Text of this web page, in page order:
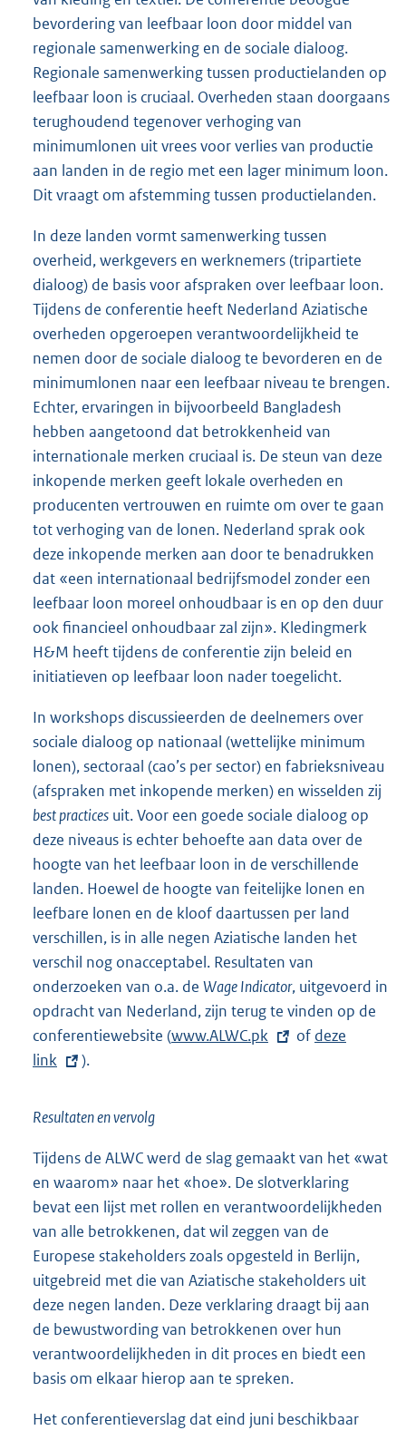
bevordering van leefbaar loon door middel van
regionale samenwerking en de sociale dialoog.
Regionale samenwerking tussen productielanden op
leefbaar loon is cruciaal. Overheden staan doorgaans
terughoudend tegenover verhoging van
minimumlonen uit vrees voor verlies van productie
aan landen in de regio met een lager minimum loon.
Dit vraagt om afstemming tussen productielanden.
In deze landen vormt samenwerking tussen
overheid, werkgevers en werknemers (tripartiete
dialoog) de basis voor afspraken over leefbaar loon.
Tijdens de conferentie heeft Nederland Aziatische
overheden opgeroepen verantwoordelijkheid te
nemen door de sociale dialoog te bevorderen en de
minimumlonen naar een leefbaar niveau te brengen.
Echter, ervaringen in bijvoorbeeld Bangladesh
hebben aangetoond dat betrokkenheid van
internationale merken cruciaal is. De steun van deze
inkopende merken geeft lokale overheden en
producenten vertrouwen en ruimte om over te gaan
tot verhoging van de lonen. Nederland sprak ook
deze inkopende merken aan door te benadrukken
dat «een internationaal bedrijfsmodel zonder een
leefbaar loon moreel onhoudbaar is en op den duur
ook financieel onhoudbaar zal zijn». Kledingmerk
H&M heeft tijdens de conferentie zijn beleid en
initiatieven op leefbaar loon nader toegelicht.
In workshops discussieerden de deelnemers over
sociale dialoog op nationaal (wettelijke minimum
lonen), sectoraal (cao’s per sector) en fabrieksniveau
(afspraken met inkopende merken) en wisselden zij
best practices uit. Voor een goede sociale dialoog op
deze niveaus is echter behoefte aan data over de
hoogte van het leefbaar loon in de verschillende
landen. Hoewel de hoogte van feitelijke lonen en
leefbare lonen en de kloof daartussen per land
verschillen, is in alle negen Aziatische landen het
verschil nog onacceptabel. Resultaten van
onderzoeken van o.a. de Wage Indicator, uitgevoerd in
opdracht van Nederland, zijn terug te vinden op de
conferentiewebsite (E
n
e
l
i
n
k
:
www.ALWC.pk of E
n
e
l
i
n
k
:
deze
link
).
Resultaten en vervolg
Tijdens de ALWC werd de slag gemaakt van het «wat
en waarom» naar het «hoe». De slotverklaring
bevat een lijst met rollen en verantwoordelijkheden
van alle betrokkenen, dat wil zeggen van de
Europese stakeholders zoals opgesteld in Berlijn,
uitgebreid met die van Aziatische stakeholders uit
deze negen landen. Deze verklaring draagt bij aan
de bewustwording van betrokkenen over hun
verantwoordelijkheden in dit proces en biedt een
basis om elkaar hierop aan te spreken.
Het conferentieverslag dat eind juni beschikbaar